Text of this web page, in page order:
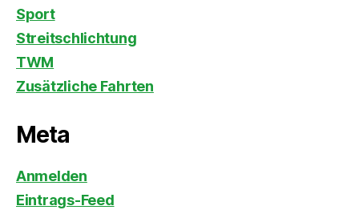
Sport
Streitschlichtung
TWM
Zusätzliche Fahrten
Meta
Anmelden
Eintrags-Feed